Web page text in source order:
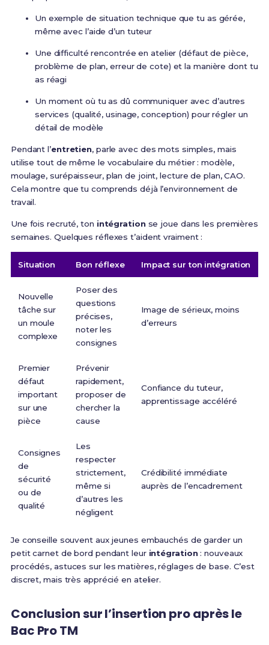
Un exemple de situation technique que tu as gérée,
même avec l’aide d’un tuteur
Une difficulté rencontrée en atelier (défaut de pièce,
problème de plan, erreur de cote) et la manière dont tu
as réagi
Un moment où tu as dû communiquer avec d’autres
services (qualité, usinage, conception) pour régler un
détail de modèle
Pendant l’entretien, parle avec des mots simples, mais
utilise tout de même le vocabulaire du métier : modèle,
moulage, surépaisseur, plan de joint, lecture de plan, CAO.
Cela montre que tu comprends déjà l’environnement de
travail.
Une fois recruté, ton intégrationse joue dans les premières
semaines. Quelques réflexes t’aident vraiment :
Situation Bon réflexe Impact sur ton intégration
Nouvelle
tâche sur
un moule
complexe
Poser des
questions
précises,
noter les
consignes
Image de sérieux, moins
d’erreurs
Premier
défaut
important
sur une
pièce
Prévenir
rapidement,
proposer de
chercher la
cause
Confiance du tuteur,
apprentissage accéléré
Consignes
de
sécurité
ou de
qualité
Les
respecter
strictement,
même si
d’autres les
négligent
Crédibilité immédiate
auprès de l’encadrement
Je conseille souvent aux jeunes embauchés de garder un
petit carnet de bord pendant leur intégration: nouveaux
procédés, astuces sur les matières, réglages de base. C’est
discret, mais très apprécié en atelier.
Conclusion sur l’insertion pro après le
Bac Pro TM